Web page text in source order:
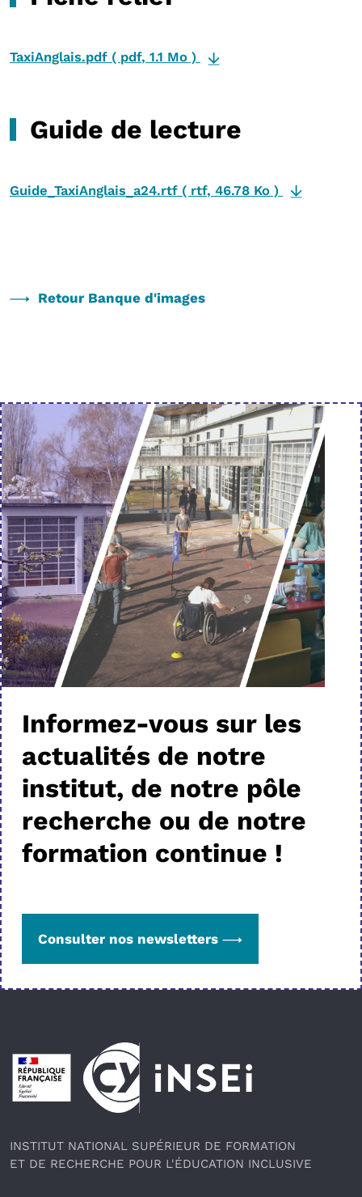
TaxiAnglais.pdf ( pdf, 1.1 Mo )
Guide de lecture
Guide_TaxiAnglais_a24.rtf ( rtf, 46.78 Ko )
Retour Banque d'images
Informez-vous sur les
actualités de notre
institut, de notre pôle
recherche ou de notre
formation continue !
Consulter nos newsletters
Pied de page
INSTITUT NATIONAL SUPÉRIEUR DE FORMATION
ET DE RECHERCHE POUR L'ÉDUCATION INCLUSIVE